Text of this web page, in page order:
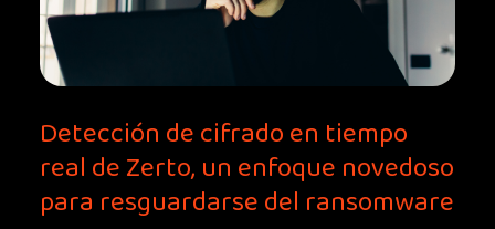
Detección de cifrado en tiempo
real de Zerto, un enfoque novedoso
para resguardarse del ransomware